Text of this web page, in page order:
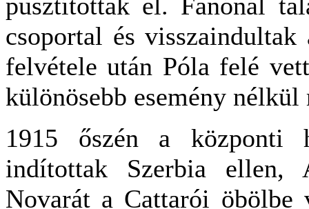
csoportal és
felvétele után Póla felé
különösebb esemény nélkül
1915 őszén a központi
indítottak Szerbia ellen,
Novarát a Cattarói öbölbe